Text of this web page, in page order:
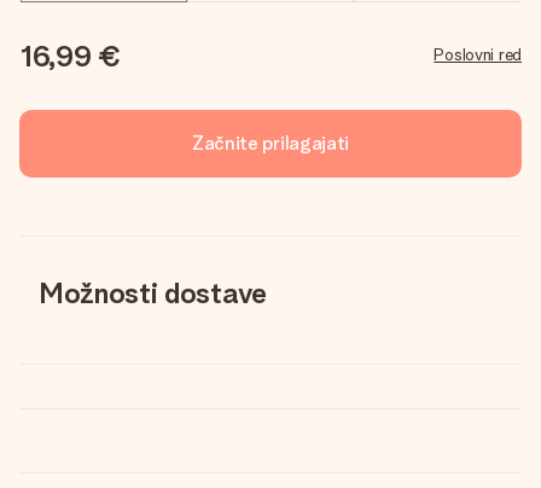
16,99 € Poslovni red
Začnite prilagajati
Možnosti dostave